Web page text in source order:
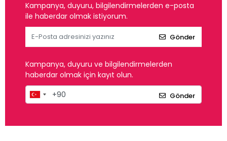
Kampanya, duyuru, bilgilendirmelerden e-posta
ile haberdar olmak istiyorum.
Gönder
Kampanya, duyuru ve bilgilendirmelerden
haberdar olmak için kayıt olun.
Gönder